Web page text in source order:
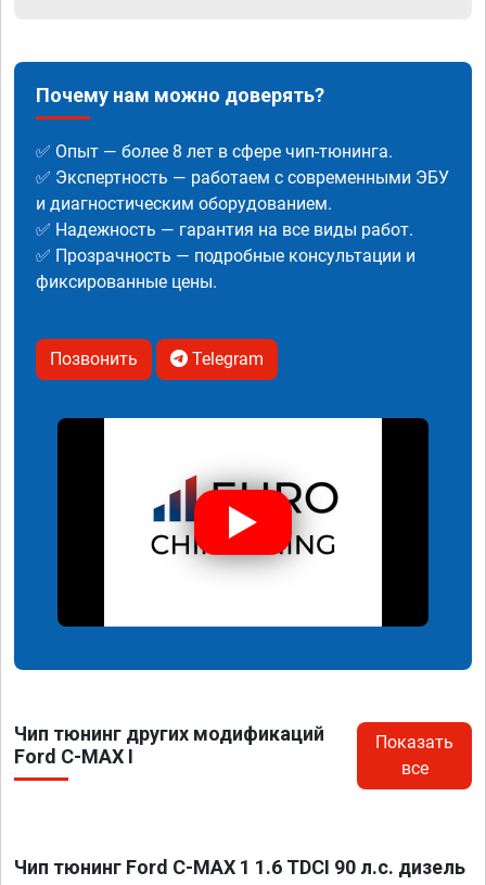
Почему нам можно доверять?
✅ Опыт — более 8 лет в сфере чип-тюнинга.
✅ Экспертность — работаем с современными ЭБУ
и диагностическим оборудованием.
✅ Надежность — гарантия на все виды работ.
✅ Прозрачность — подробные консультации и
фиксированные цены.
Позвонить Telegram
Чип тюнинг других модификаций
Ford C-MAX I
Показать
все
Чип тюнинг Ford C-MAX 1 1.6 TDCI 90 л.с. дизель